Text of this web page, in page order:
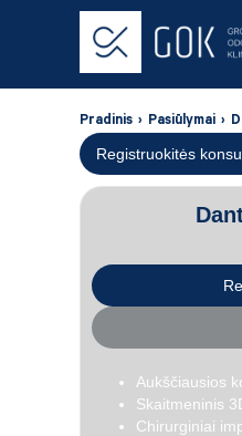
Pradinis › Pasiūlymai ›
Registruokitės
Aukščiausios
Skaitmeninis
Chirurginiai